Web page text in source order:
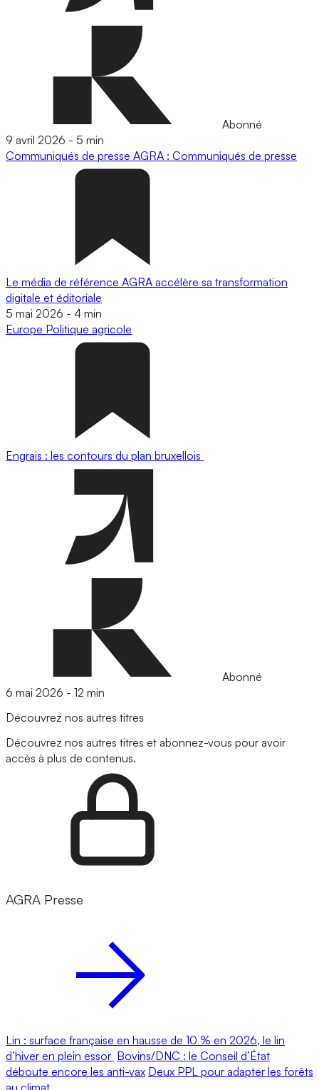
Abonné
9 avril 2026 - 5 min
Communiqués de presse AGRA : Communiqués de presse
Le média de référence AGRA accélère sa transformation
digitale et éditoriale
5 mai 2026 - 4 min
Europe Politique agricole
Engrais : les contours du plan bruxellois
Abonné
6 mai 2026 - 12 min
Découvrez nos autres titres
Découvrez nos autres titres et abonnez-vous pour avoir
accès à plus de contenus.
AGRA Presse
Lin : surface française en hausse de 10 % en 2026, le lin
d’hiver en plein essor Bovins/DNC : le Conseil d’État
déboute encore les anti-vax Deux PPL pour adapter les forêts
au climat